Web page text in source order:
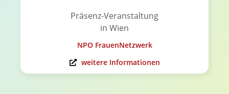
Präsenz-Veranstaltung
in Wien
NPO FrauenNetzwerk
weitere Informationen